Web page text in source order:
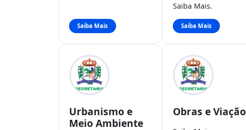
Saiba Mais
Saiba Mais.
Saiba Mais
Urbanismo e
Meio Ambiente
Obras e Viação